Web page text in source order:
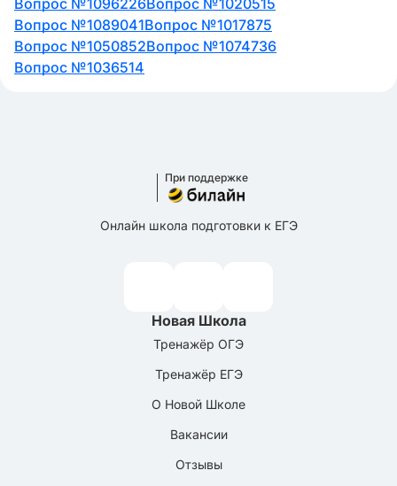
Вопрос №1096226Вопрос №1020515
Вопрос №1089041Вопрос №1017875
Вопрос №1050852Вопрос №1074736
Вопрос №1036514
При поддержке
Онлайн школа подготовки к ЕГЭ
Новая Школа
Тренажёр ОГЭ
Тренажёр ЕГЭ
О Новой Школе
Вакансии
Отзывы